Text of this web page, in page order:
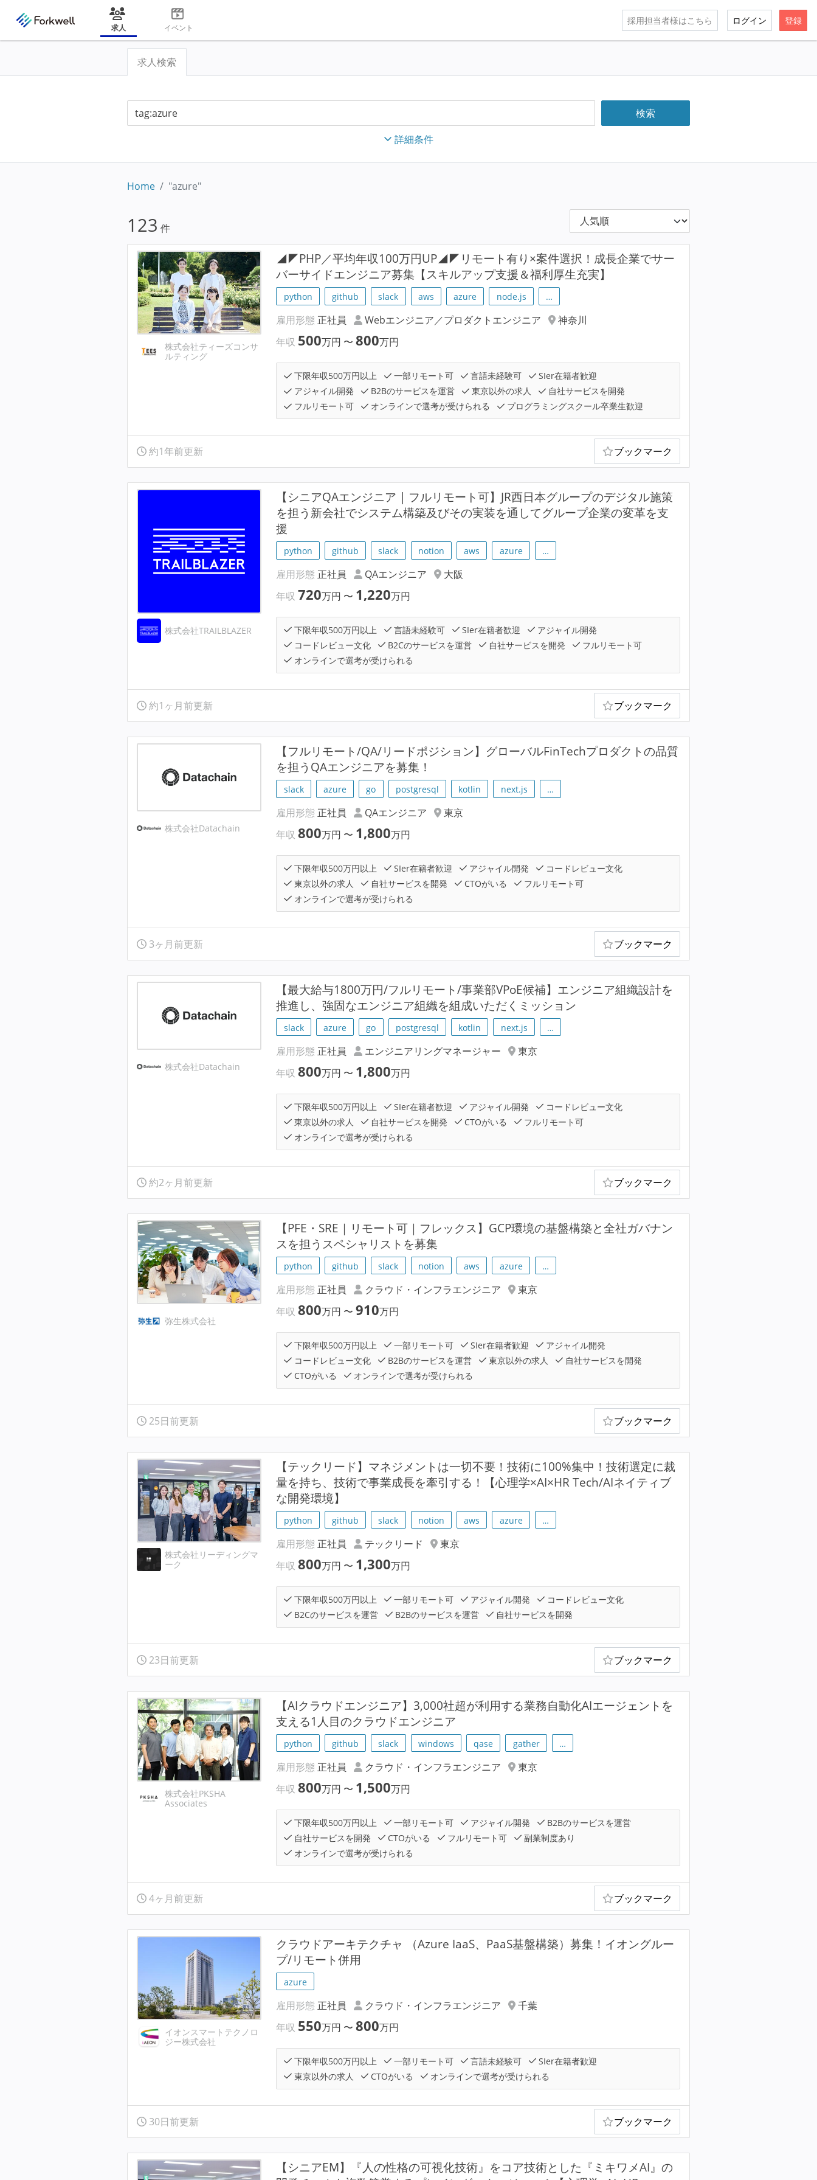
求人 イベント
採用担当者様はこちら ログイン 登録
求人検索
詳細条件
Home "azure"
123 件
株式会社ティーズコンサ
ルティング
◢◤PHP／平均年収100万円UP◢◤リモート有り×案件選択！成長企業でサー
バーサイドエンジニア募集【スキルアップ支援＆福利厚生充実】
python github slack aws azure node.js …
雇用形態 正社員 Webエンジニア／プロダクトエンジニア
神奈川
年収 500万円 〜800万円
下限年収500万円以上 一部リモート可 言語未経験可
SIer在籍者歓迎
アジャイル開発
B2Bのサービスを運営 東京以外の求人
自社サービスを開発
フルリモート可
オンラインで選考が受けられる プログラミングスクール卒業生歓迎
約1年前更新 ブックマーク
株式会社TRAILBLAZER
【シニアQAエンジニア | フルリモート可】JR西日本グループのデジタル施策
を担う新会社でシステム構築及びその実装を通してグループ企業の変革を支
援
python github slack notion aws azure …
雇用形態 正社員 QAエンジニア
大阪
年収720万円 〜 1,220万円
下限年収500万円以上 言語未経験可 SIer在籍者歓迎
アジャイル開発
コードレビュー文化
B2Cのサービスを運営 自社サービスを開発
フルリモート可
オンラインで選考が受けられる
約1ヶ月前更新 ブックマーク
株式会社Datachain
【フルリモート/QA/リードポジション】グローバルFinTechプロダクトの品質
を担うQAエンジニアを募集！
slack azure go postgresql kotlin next.js …
雇用形態 正社員 QAエンジニア
東京
年収800万円 〜 1,800万円
下限年収500万円以上 SIer在籍者歓迎 アジャイル開発
コードレビュー文化
東京以外の求人
自社サービスを開発 CTOがいる
フルリモート可
オンラインで選考が受けられる
3ヶ月前更新 ブックマーク
株式会社Datachain
【最大給与1800万円/フルリモート/事業部VPoE候補】エンジニア組織設計を
推進し、強固なエンジニア組織を組成いただくミッション
slack azure go postgresql kotlin next.js …
雇用形態 正社員 エンジニアリングマネージャー
東京
年収800万円 〜 1,800万円
下限年収500万円以上 SIer在籍者歓迎 アジャイル開発
コードレビュー文化
東京以外の求人
自社サービスを開発 CTOがいる
フルリモート可
オンラインで選考が受けられる
約2ヶ月前更新 ブックマーク
弥生株式会社
【PFE・SRE｜リモート可｜フレックス】GCP環境の基盤構築と全社ガバナン
スを担うスペシャリストを募集
python github slack notion aws azure …
雇用形態 正社員 クラウド・インフラエンジニア
東京
年収800万円 〜910万円
下限年収500万円以上 一部リモート可 SIer在籍者歓迎
アジャイル開発
コードレビュー文化
B2Bのサービスを運営 東京以外の求人
自社サービスを開発
CTOがいる
オンラインで選考が受けられる
25日前更新 ブックマーク
株式会社リーディングマ
ーク
【テックリード】マネジメントは一切不要！技術に100%集中！技術選定に裁
量を持ち、技術で事業成長を牽引する！【心理学×AI×HR Tech/AIネイティブ
な開発環境】
python github slack notion aws azure …
雇用形態 正社員 テックリード
東京
年収800万円 〜 1,300万円
下限年収500万円以上 一部リモート可 アジャイル開発
コードレビュー文化
B2Cのサービスを運営
B2Bのサービスを運営 自社サービスを開発
23日前更新 ブックマーク
株式会社PKSHA
Associates
【AIクラウドエンジニア】3,000社超が利用する業務自動化AIエージェントを
支える1人目のクラウドエンジニア
python github slack windows qase gather …
雇用形態 正社員 クラウド・インフラエンジニア
東京
年収800万円 〜 1,500万円
下限年収500万円以上 一部リモート可 アジャイル開発
B2Bのサービスを運営
自社サービスを開発
CTOがいる フルリモート可
副業制度あり
オンラインで選考が受けられる
4ヶ月前更新 ブックマーク
イオンスマートテクノロ
ジー株式会社
クラウドアーキテクチャ （Azure IaaS、PaaS基盤構築）募集！イオングルー
プ/リモート併用
azure
雇用形態 正社員 クラウド・インフラエンジニア
千葉
年収 550万円 〜800万円
下限年収500万円以上 一部リモート可 言語未経験可
SIer在籍者歓迎
東京以外の求人
CTOがいる オンラインで選考が受けられる
30日前更新 ブックマーク
【シニアEM】『人の性格の可視化技術』をコア技術とした『ミキワメAI』の